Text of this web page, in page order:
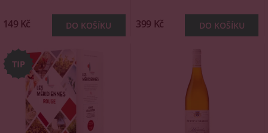
149 Kč 399 Kč